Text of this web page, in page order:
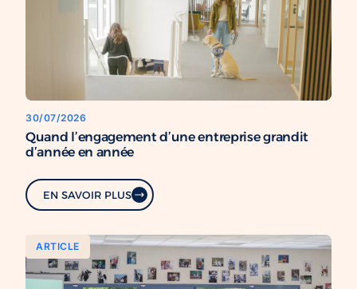
30/07/2026
Quand l’engagement d’une entreprise grandit
d’année en année
EN SAVOIR PLUS
ARTICLE